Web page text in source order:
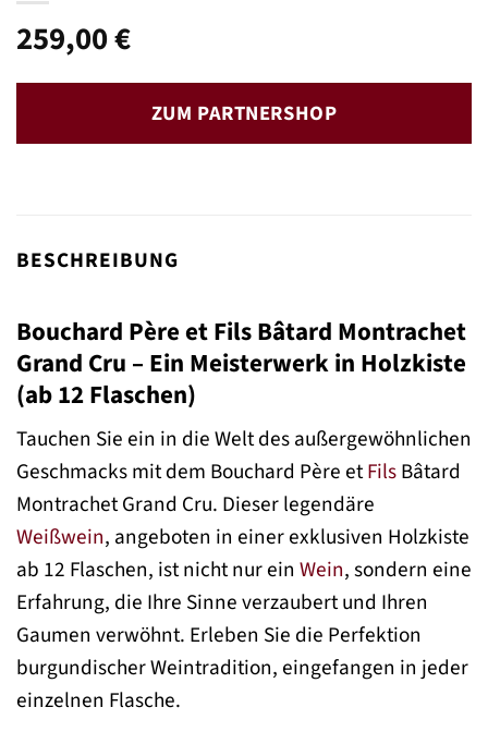
259,00€
ZUM PARTNERSHOP
BESCHREIBUNG
Bouchard Père et Fils Bâtard Montrachet
Grand Cru – Ein Meisterwerk in Holzkiste
(ab 12 Flaschen)
Tauchen Sie ein in die Welt des außergewöhnlichen
Geschmacks mit dem Bouchard Père etFilsBâtard
Montrachet Grand Cru. Dieser legendäre
Weißwein, angeboten in einer exklusiven Holzkiste
ab 12 Flaschen, ist nicht nur ein Wein, sondern eine
Erfahrung, die Ihre Sinne verzaubert und Ihren
Gaumen verwöhnt. Erleben Sie die Perfektion
burgundischer Weintradition, eingefangen in jeder
einzelnen Flasche.